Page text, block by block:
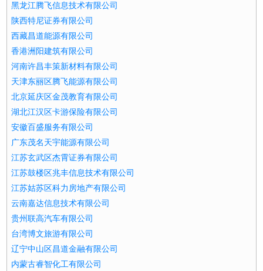
黑龙江腾飞信息技术有限公司
陕西特尼证券有限公司
西藏昌道能源有限公司
香港洲阳建筑有限公司
河南许昌丰策新材料有限公司
天津东丽区腾飞能源有限公司
北京延庆区金茂教育有限公司
湖北江汉区卡游保险有限公司
安徽百盛服务有限公司
广东茂名天宇能源有限公司
江苏玄武区杰霄证券有限公司
江苏鼓楼区兆丰信息技术有限公司
江苏姑苏区科力房地产有限公司
云南嘉达信息技术有限公司
贵州联高汽车有限公司
台湾博文旅游有限公司
辽宁中山区昌道金融有限公司
内蒙古睿智化工有限公司